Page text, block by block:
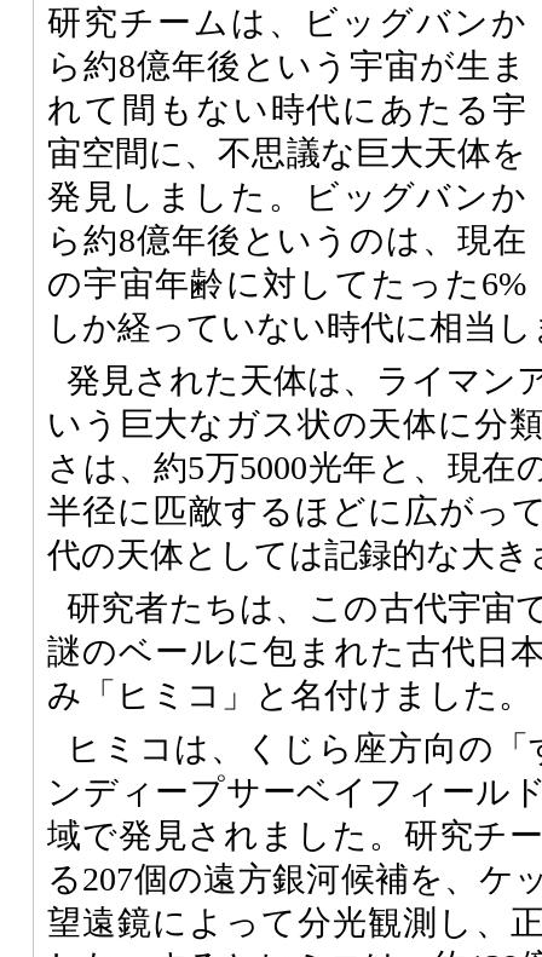
研究チームは、ビッグバンか
ら約8億年後という宇宙が生ま
れて間もない時代にあたる宇
宙空間に、不思議な巨大天体を
発見しました。ビッグバンか
ら約8億年後というのは、現在
の宇宙年齢に対してたった6%
しか経っていない時代に相当
発見された天体は、ライマン
いう巨大なガス状の天体に分
さは、約5万5000光年と、現在
半径に匹敵するほどに広がっ
代の天体としては記録的な大き
研究者たちは、この古代宇宙
謎のベールに包まれた古代日
み「ヒミコ」と名付けました。
ヒミコは、くじら座方向の
ンディープサーベイフィール
域で発見されました。研究チ
る207個の遠方銀河候補を、ケ
望遠鏡によって分光観測し、